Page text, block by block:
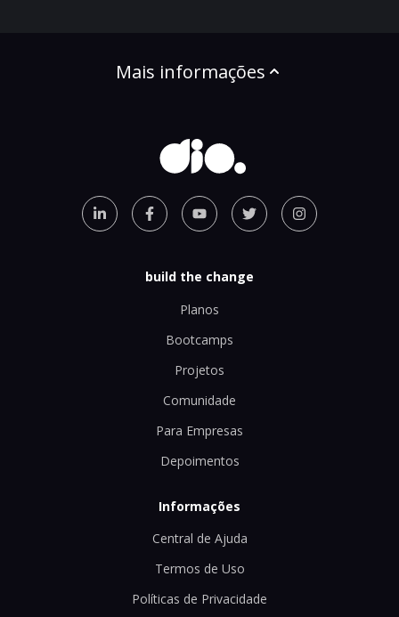
Mais informações
build the change
Planos
Bootcamps
Projetos
Comunidade
Para Empresas
Depoimentos
Informações
Central de Ajuda
Termos de Uso
Políticas de Privacidade